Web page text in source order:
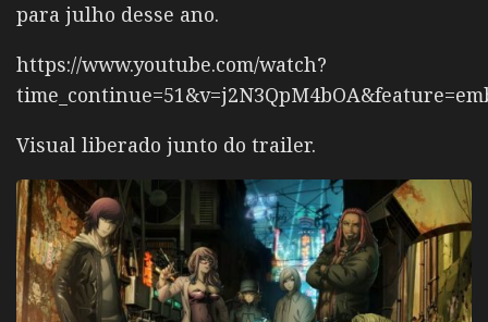
para julho desse ano.
https://www.youtube.com/watch?
Visual liberado junto do trailer.